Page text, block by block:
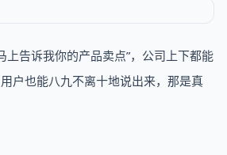
上告诉我你的产品卖点”，公司上下都能
户也能八九不离十地说出来，那是真